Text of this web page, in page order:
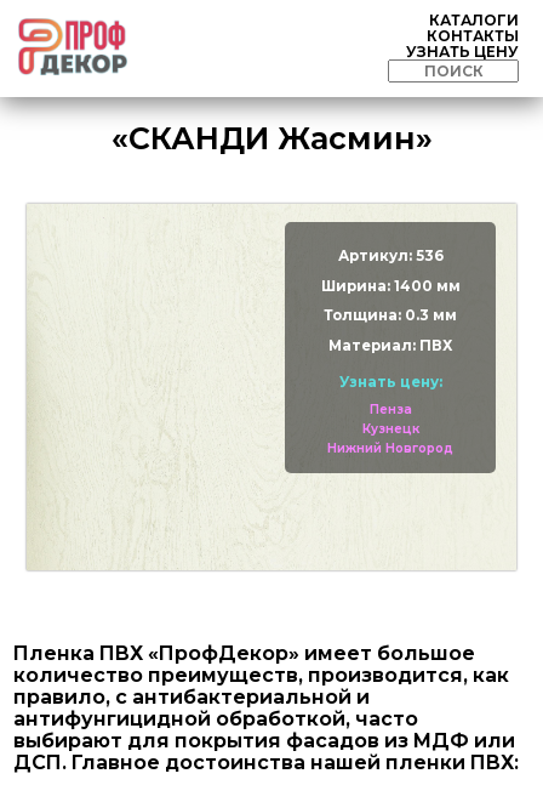
КАТАЛОГИ
КОНТАКТЫ
УЗНАТЬ ЦЕНУ
«СКАНДИ Жасмин»
Артикул: 536
Ширина: 1400 мм
Толщина: 0.3 мм
Материал: ПВХ
Узнать цену:
Пенза
Кузнецк
Нижний Новгород
Пленка ПВХ «ПрофДекор» имеет большое
количество преимуществ, производится, как
правило, с антибактериальной и
антифунгицидной обработкой, часто
выбирают для покрытия фасадов из МДФ или
ДСП. Главное достоинства нашей пленки ПВХ: